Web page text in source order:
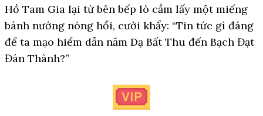
Hồ Tam Gia lại từ bên bếp lò cầm lấy một miếng
bánh nướng nóng hổi, cười khẩy: “Tin tức gì đáng
để ta mạo hiểm dẫn năm Dạ Bất Thu đến Bạch Đạt
Đán Thành?”